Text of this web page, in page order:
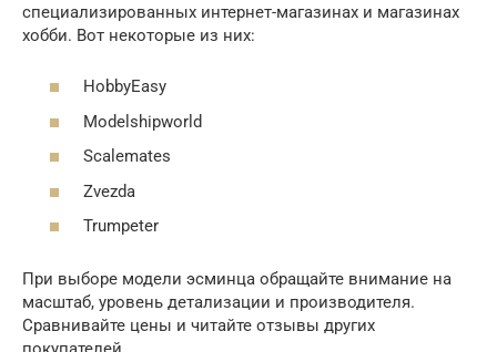
специализированных интернет-магазинах и магазинах
хобби. Вот некоторые из них:
HobbyEasy
Modelshipworld
Scalemates
Zvezda
Trumpeter
При выборе модели эсминца обращайте внимание на
масштаб, уровень детализации и производителя.
Сравнивайте цены и читайте отзывы других